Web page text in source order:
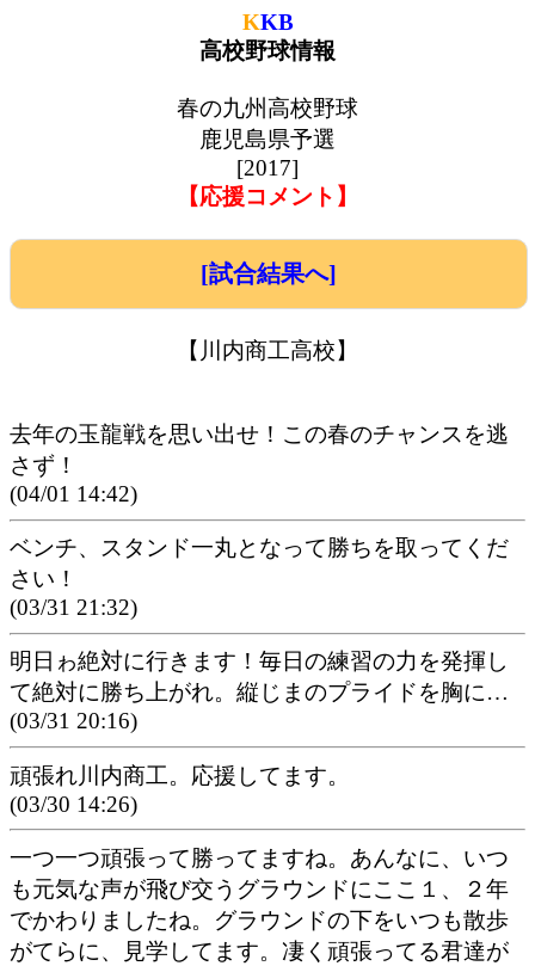
KKB
高校野球情報
春の九州高校野球
鹿児島県予選
[2017]
【応援コメント】
[試合結果へ]
【川内商工高校】
去年の玉龍戦を思い出せ！この春のチャンスを逃
さず！
(04/01 14:42)
ベンチ、スタンド一丸となって勝ちを取ってくだ
さい！
(03/31 21:32)
明日ゎ絶対に行きます！毎日の練習の力を発揮し
て絶対に勝ち上がれ。縦じまのプライドを胸に…
(03/31 20:16)
頑張れ川内商工。応援してます。
(03/30 14:26)
一つ一つ頑張って勝ってますね。あんなに、いつ
も元気な声が飛び交うグラウンドにここ１、２年
でかわりましたね。グラウンドの下をいつも散歩
がてらに、見学してます。凄く頑張ってる君達が